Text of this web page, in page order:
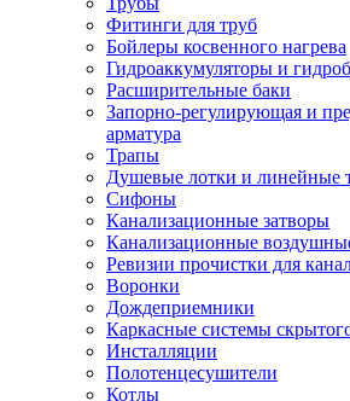
Фитинги для труб
Бойлеры косвенного нагрева
Гидроаккумуляторы и
Расширительные баки
Запорно-регулирующая и
арматура
Трапы
Душевые лотки и линейные
Сифоны
Канализационные затворы
Канализационные
Ревизии прочистки для
Воронки
Дождеприемники
Каркасные системы
Инсталляции
Полотенцесушители
Котлы